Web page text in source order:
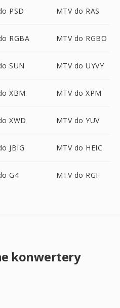
PSD MTV do RAS
RGBA MTV do RGBO
SUN MTV do UYVY
XBM MTV do XPM
XWD MTV do YUV
JBIG MTV do HEIC
G4 MTV do RGF
konwertery